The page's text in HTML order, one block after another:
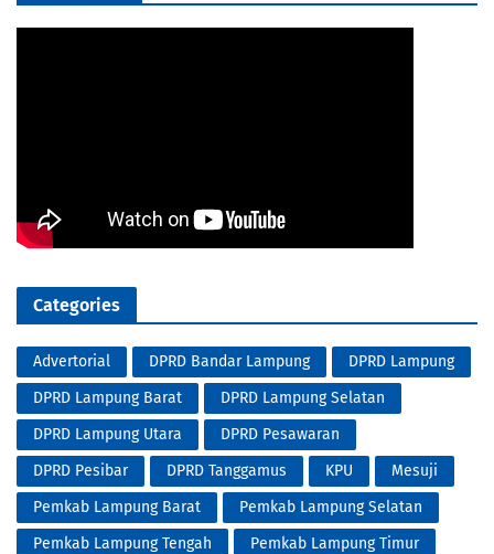
Categories
Advertorial DPRD Bandar Lampung
DPRD Lampung
DPRD Lampung Barat
DPRD Lampung Selatan
DPRD Lampung Utara
DPRD Pesawaran
DPRD Pesibar
DPRD Tanggamus KPU
Mesuji
Pemkab Lampung Barat
Pemkab Lampung Selatan
Pemkab Lampung Tengah
Pemkab Lampung Timur